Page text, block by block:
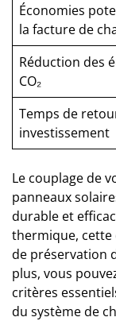
Économies
la facture de
Réduction des
CO₂
Temps de
investissement
Le couplage de
panneaux
durable et
thermique, cette
de préservation
plus, vous
critères
du système de